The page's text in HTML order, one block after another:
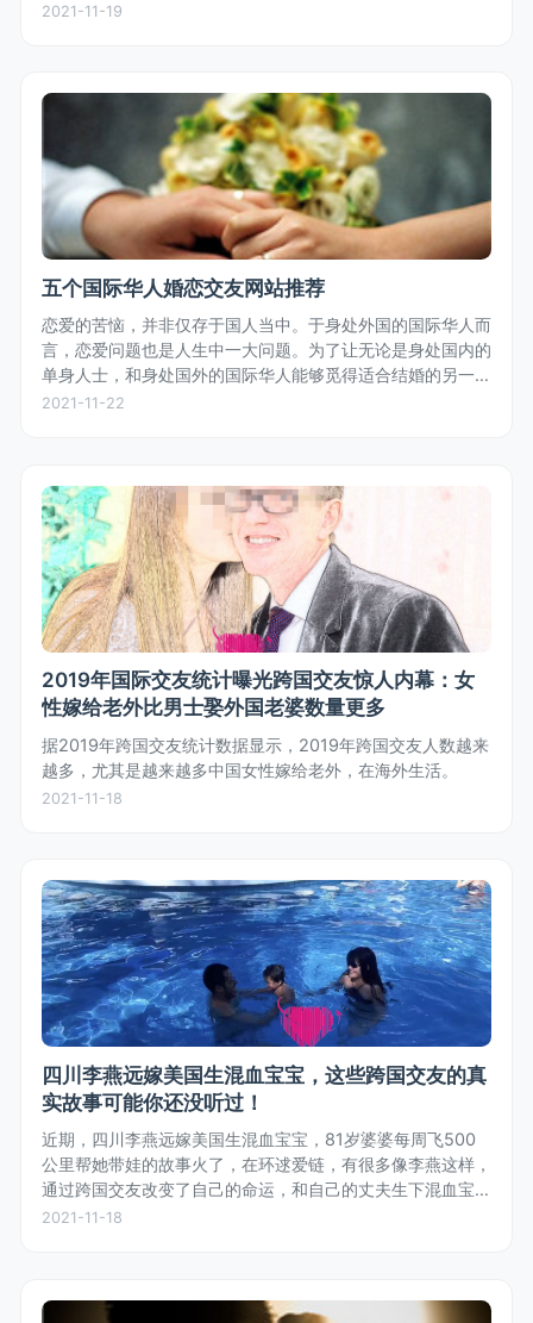
2021-11-19
五个国际华人婚恋交友网站推荐
恋爱的苦恼，并非仅存于国人当中。于身处外国的国际华人而
言，恋爱问题也是人生中一大问题。为了让无论是身处国内的
单身人士，和身处国外的国际华人能够觅得适合结婚的另一
半，小编为大家推荐一些适合结缘的国际华人婚恋交友网站。
2021-11-22
2019年国际交友统计曝光跨国交友惊人内幕：女
性嫁给老外比男士娶外国老婆数量更多
据2019年跨国交友统计数据显示，2019年跨国交友人数越来
越多，尤其是越来越多中国女性嫁给老外，在海外生活。
2021-11-18
四川李燕远嫁美国生混血宝宝，这些跨国交友的真
实故事可能你还没听过！
近期，四川李燕远嫁美国生混血宝宝，81岁婆婆每周飞500
公里帮她带娃的故事火了，在环逑爱链，有很多像李燕这样，
通过跨国交友改变了自己的命运，和自己的丈夫生下混血宝宝
的真实故事。
2021-11-18